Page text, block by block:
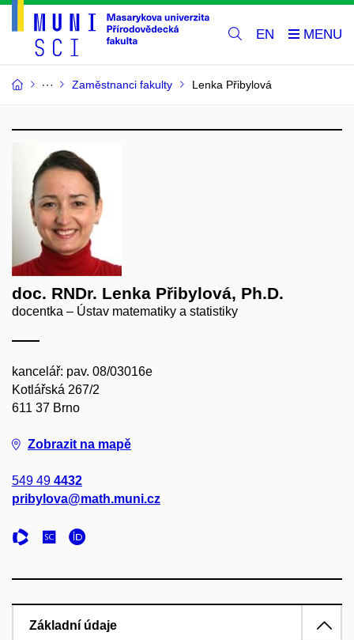
EN
Zaměstnanci fakulty Lenka Přibylová
doc. RNDr. Lenka Přibylová, Ph.D.
docentka – Ústav matematiky a statistiky
kancelář: pav. 08/03016e
Kotlářská 267/2
611 37 Brno
Zobrazit na mapě
549 49 4432
pribylova@math.muni.cz
Základní údaje